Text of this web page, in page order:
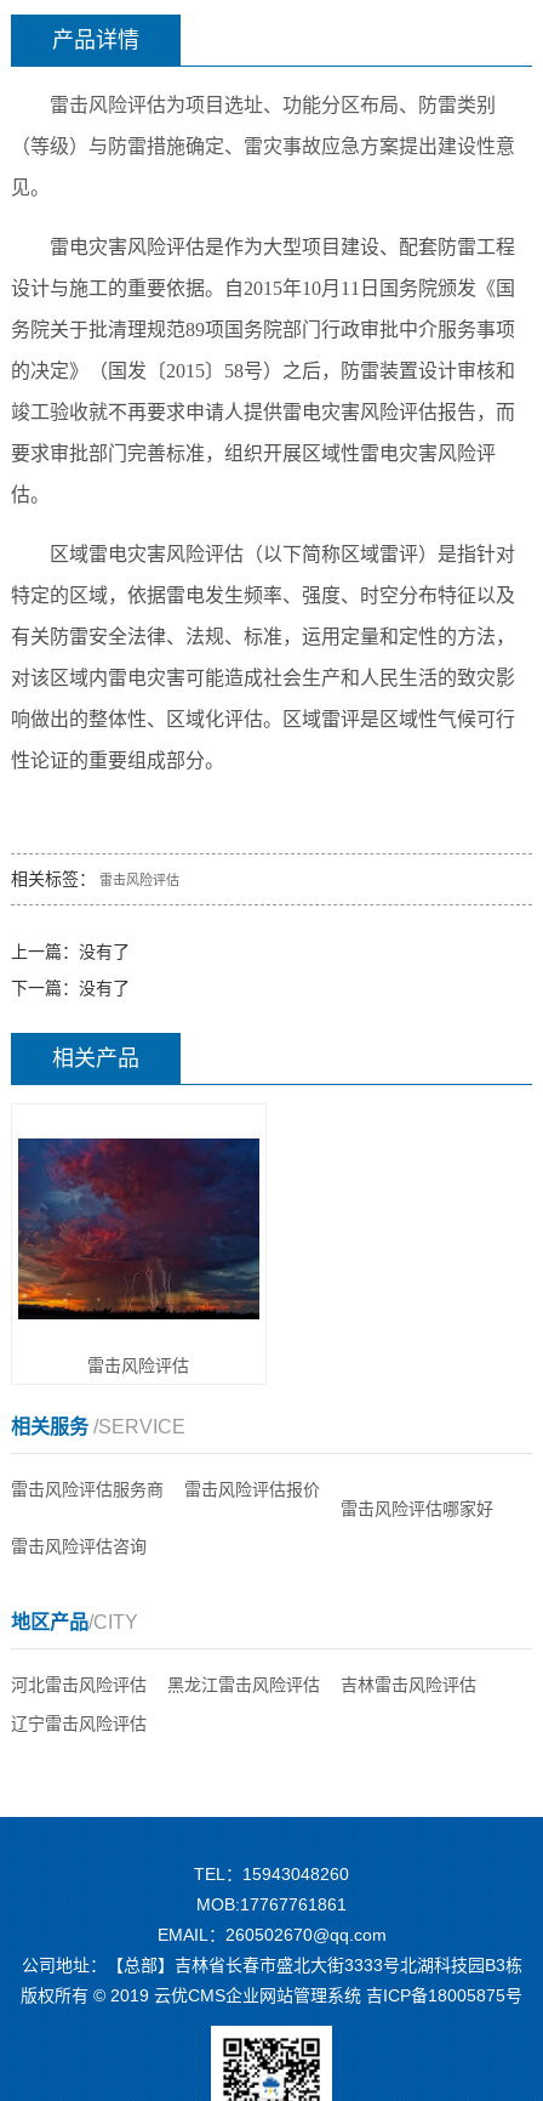
产品详情
雷击风险评估为项目选址、功能分区布局、防雷类别
（等级）与防雷措施确定、雷灾事故应急方案提出建设性意
见。
雷电灾害风险评估是作为大型项目建设、配套防雷工程
设计与施工的重要依据。自2015年10月11日国务院颁发《国
务院关于批清理规范89项国务院部门行政审批中介服务事项
的决定》（国发〔2015〕58号）之后，防雷装置设计审核和
竣工验收就不再要求申请人提供雷电灾害风险评估报告，而
要求审批部门完善标准，组织开展区域性雷电灾害风险评
估。
区域雷电灾害风险评估（以下简称区域雷评）是指针对
特定的区域，依据雷电发生频率、强度、时空分布特征以及
有关防雷安全法律、法规、标准，运用定量和定性的方法，
对该区域内雷电灾害可能造成社会生产和人民生活的致灾影
响做出的整体性、区域化评估。区域雷评是区域性气候可行
性论证的重要组成部分。
相关标签： 雷击风险评估
上一篇：没有了
下一篇：没有了
相关产品
雷击风险评估
相关服务/SERVICE
雷击风险评估服务商
雷击风险评估报价
雷击风险评估哪家好
雷击风险评估咨询
地区产品/CITY
河北雷击风险评估 黑龙江雷击风险评估
吉林雷击风险评估
辽宁雷击风险评估
TEL：15943048260
MOB:17767761861
EMAIL：260502670@qq.com
公司地址：【总部】吉林省长春市盛北大街3333号北湖科技园B3栋
版权所有 © 2019 云优CMS企业网站管理系统 吉ICP备18005875号